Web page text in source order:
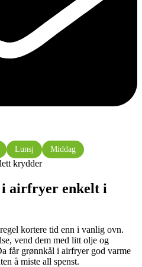
Lunsj Middag
airfryer enkelt i
kortere tid enn i vanlig ovn.
vend dem med litt olje og
får grønnkål i airfryer god varme
å miste all spenst.